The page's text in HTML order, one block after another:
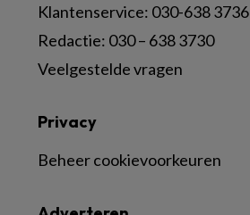
Klantenservice: 030-638 3736
Redactie: 030 – 638 3730
Veelgestelde vragen
Privacy
Beheer cookievoorkeuren